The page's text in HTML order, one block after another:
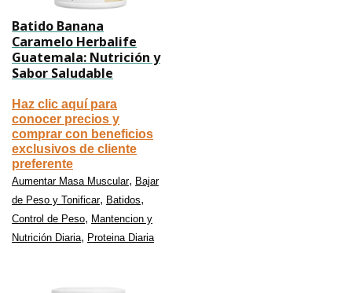
Batido Banana
Caramelo Herbalife
Guatemala: Nutrición y
Sabor Saludable
Haz clic aquí para
conocer precios y
comprar con beneficios
exclusivos de cliente
preferente
Aumentar Masa Muscular, Bajar
de Peso y Tonificar, Batidos,
Control de Peso, Mantencion y
Nutrición Diaria, Proteina Diaria